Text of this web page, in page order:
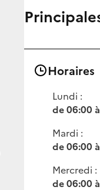
Horaires
Lundi :
de 06:00
Mardi :
de 06:00
Mercredi :
de 06:00